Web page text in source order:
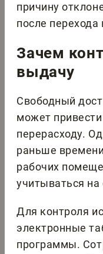
причину
после
Зачем
выдачу
Свободный
может
перерасходу.
раньше
рабочих
учитываться на
Для контроля
электронные
программы.